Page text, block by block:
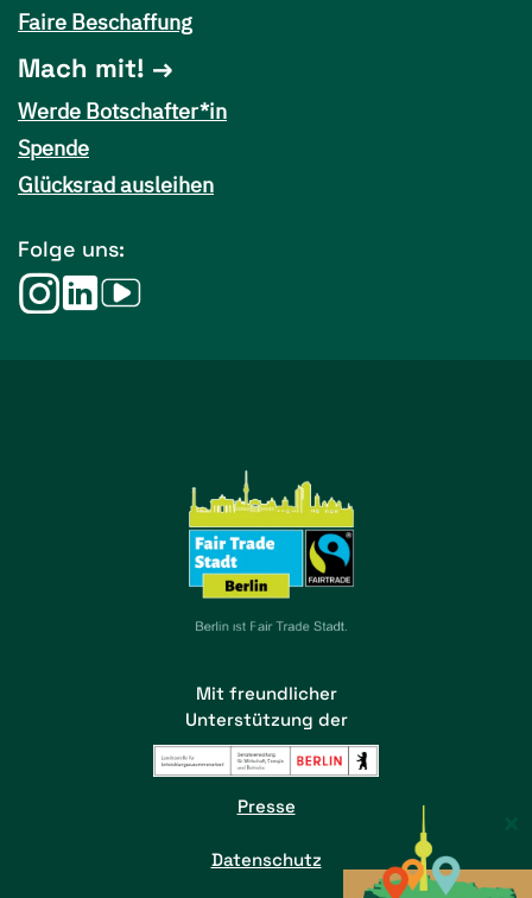
Faire Beschaffung
Mach mit!
Werde Botschafter*in
Spende
Glücksrad ausleihen
Folge uns:
Mit freundlicher
Unterstützung der
Presse
Datenschutz